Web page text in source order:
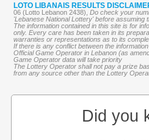
LOTO LIBANAIS RESULTS
06 (Lotto Lebanon 2438), Do check your
'Lebanese National Lottery' before assuming
The information contained in this site is for
only. Every care has been taken in its
warranties or representations as to its
If there is any conflict between the
Official Game Operator in Lebanon (as
Game Operator data will take priority
The Lottery Operator shall not pay a prize
from any source other than the Lottery
Did you